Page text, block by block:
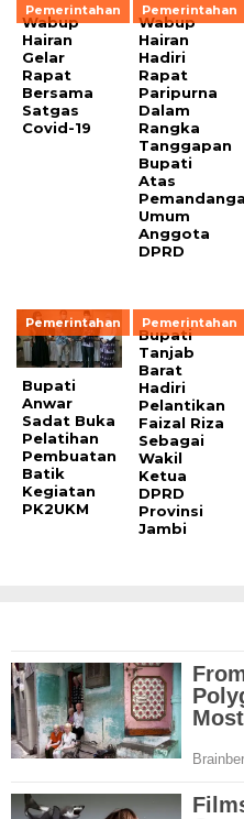
Pemerintahan
Wabup
Hairan
Gelar
Rapat
Bersama
Satgas
Covid-19
Pemerintahan
Wabup
Hairan
Hadiri
Rapat
Paripurna
Dalam
Rangka
Tanggapan
Bupati
Atas
Umum
Anggota
DPRD
Pemerintahan
Bupati
Anwar
Sadat Buka
Pelatihan
Pembuatan
Batik
Kegiatan
PK2UKM
Pemerintahan
Bupati
Tanjab
Barat
Hadiri
Pelantikan
Faizal Riza
Sebagai
Wakil
Ketua
DPRD
Provinsi
Jambi